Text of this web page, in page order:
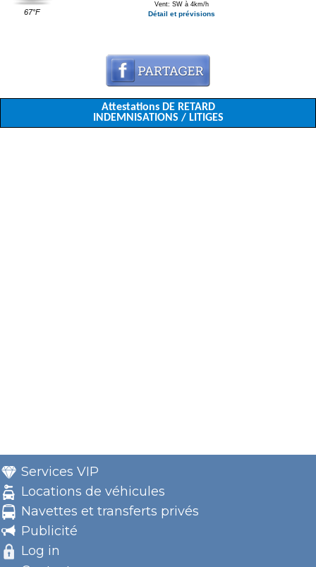
67°F
Vent: SW à 4km/h
Détail et prévisions
Attestations DE RETARD
INDEMNISATIONS / LITIGES
Services VIP
Locations de véhicules
Navettes et transferts privés
Publicité
Log in